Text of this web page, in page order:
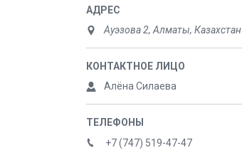
Ауэзова 2, Алматы, Казахстан
Алёна Силаева
+7 (747) 519-47-47